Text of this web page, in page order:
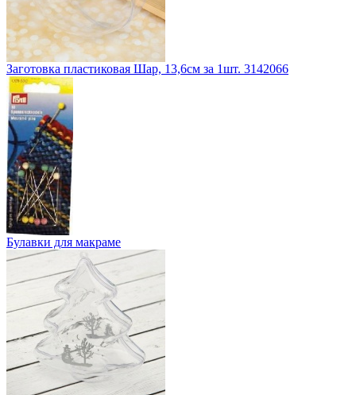
Заготовка пластиковая Шар, 13,6см за 1шт. 3142066
Булавки для макраме